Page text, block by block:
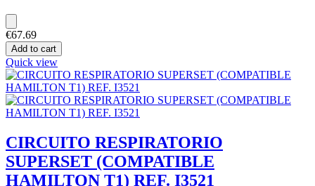
€67.69
Add to cart
Quick view
CIRCUITO RESPIRATORIO
SUPERSET (COMPATIBLE
HAMILTON T1) REF. I3521